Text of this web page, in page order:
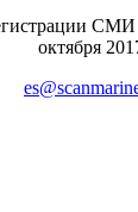
октября